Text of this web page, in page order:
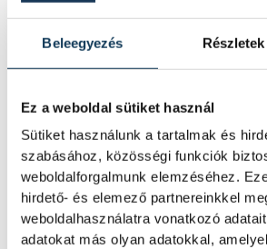
Beleegyezés Részletek
Ez a weboldal sütiket használ
Sütiket használunk a tartalmak és
szabásához, közösségi funkciók
weboldalforgalmunk elemzéséhez.
hirdető- és elemező partnereinkkel
weboldalhasználatra vonatkozó
adatokat más olyan adatokkal,